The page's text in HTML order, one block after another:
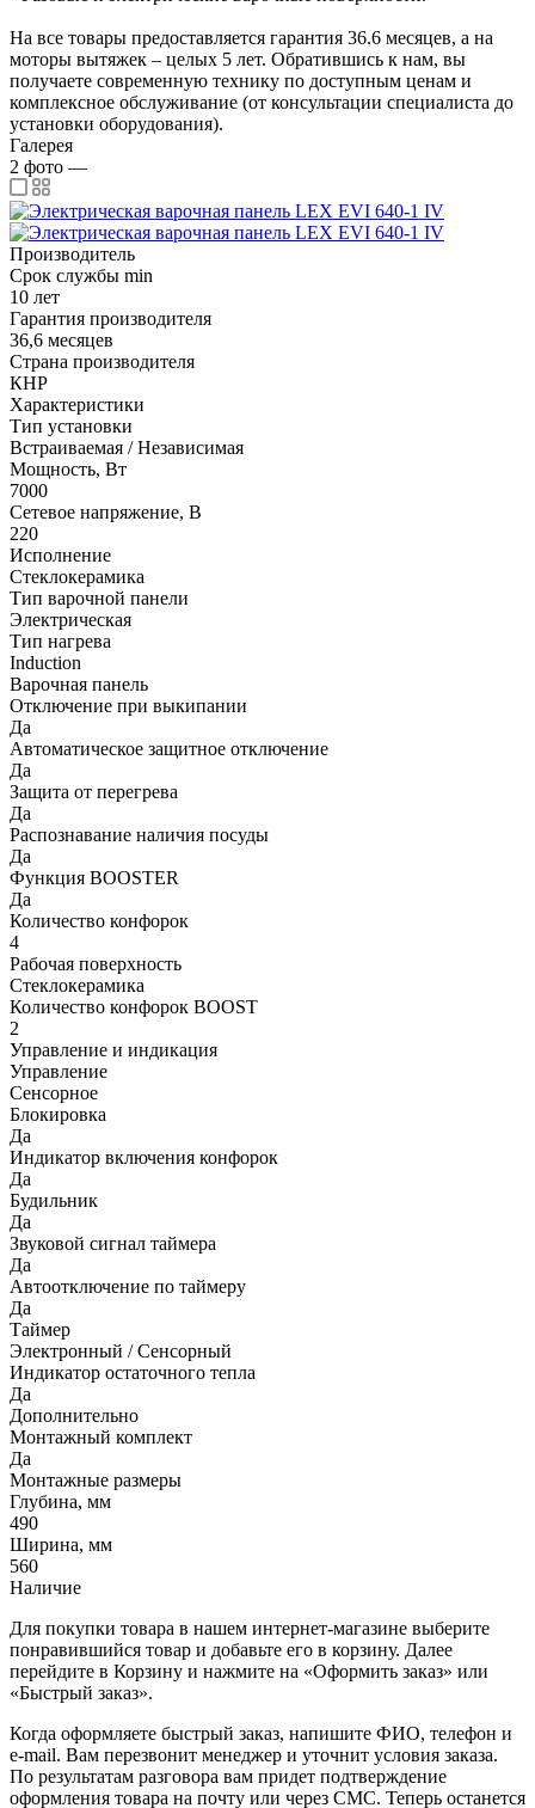
На все товары предоставляется гарантия 36.6 месяцев, а на
моторы вытяжек – целых 5 лет. Обратившись к нам, вы
получаете современную технику по доступным ценам и
комплексное обслуживание (от консультации специалиста до
установки оборудования).
Галерея
2 фото —
Производитель
Срок службы min
10 лет
Гарантия производителя
36,6 месяцев
Страна производителя
КНР
Характеристики
Тип установки
Встраиваемая / Независимая
Мощность, Вт
7000
Сетевое напряжение, В
220
Исполнение
Стеклокерамика
Тип варочной панели
Электрическая
Тип нагрева
Induction
Варочная панель
Отключение при выкипании
Да
Автоматическое защитное отключение
Да
Защита от перегрева
Да
Распознавание наличия посуды
Да
Функция BOOSTER
Да
Количество конфорок
4
Рабочая поверхность
Стеклокерамика
Количество конфорок BOOST
2
Управление и индикация
Управление
Сенсорное
Блокировка
Да
Индикатор включения конфорок
Да
Будильник
Да
Звуковой сигнал таймера
Да
Автоотключение по таймеру
Да
Таймер
Электронный / Сенсорный
Индикатор остаточного тепла
Да
Дополнительно
Монтажный комплект
Да
Монтажные размеры
Глубина, мм
490
Ширина, мм
560
Наличие
Для покупки товара в нашем интернет-магазине выберите
понравившийся товар и добавьте его в корзину. Далее
перейдите в Корзину и нажмите на «Оформить заказ» или
«Быстрый заказ».
Когда оформляете быстрый заказ, напишите ФИО, телефон и
e-mail. Вам перезвонит менеджер и уточнит условия заказа.
По результатам разговора вам придет подтверждение
оформления товара на почту или через СМС. Теперь останется